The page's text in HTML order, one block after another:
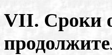
VII. Сроки